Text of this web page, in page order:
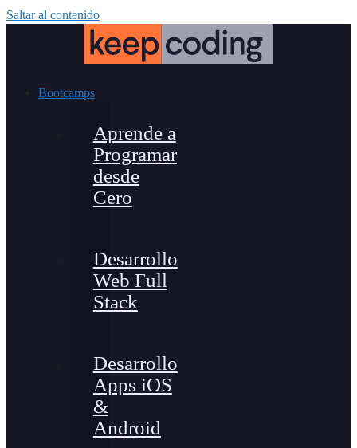
Saltar al contenido
Bootcamps
Aprende a
Programar
desde
Cero
Desarrollo
Web Full
Stack
Desarrollo
Apps iOS
&
Android